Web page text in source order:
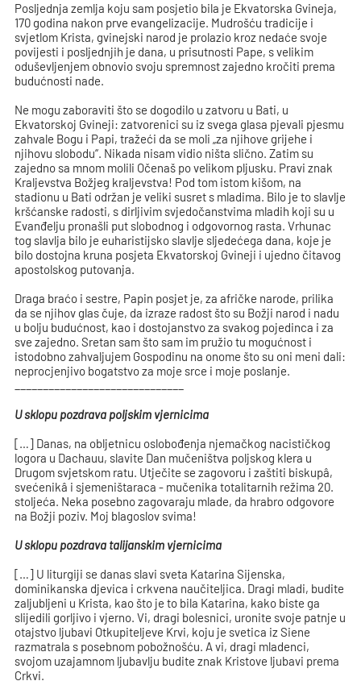
Posljednja zemlja koju sam posjetio bila je Ekvatorska Gvineja,
170 godina nakon prve evangelizacije. Mudrošću tradicije i
svjetlom Krista, gvinejski narod je prolazio kroz nedaće svoje
povijesti i posljednjih je dana, u prisutnosti Pape, s velikim
oduševljenjem obnovio svoju spremnost zajedno kročiti prema
budućnosti nade.
Ne mogu zaboraviti što se dogodilo u zatvoru u Bati, u
Ekvatorskoj Gvineji: zatvorenici su iz svega glasa pjevali pjesmu
zahvale Bogu i Papi, tražeći da se moli „za njihove grijehe i
njihovu slobodu“. Nikada nisam vidio ništa slično. Zatim su
zajedno sa mnom molili Očenaš po velikom pljusku. Pravi znak
Kraljevstva Božjeg kraljevstva! Pod tom istom kišom, na
stadionu u Bati održan je veliki susret s mladima. Bilo je to slavlje
kršćanske radosti, s dirljivim svjedočanstvima mladih koji su u
Evanđelju pronašli put slobodnog i odgovornog rasta. Vrhunac
tog slavlja bilo je euharistijsko slavlje sljedećega dana, koje je
bilo dostojna kruna posjeta Ekvatorskoj Gvineji i ujedno čitavog
apostolskog putovanja.
Draga braćo i sestre, Papin posjet je, za afričke narode, prilika
da se njihov glas čuje, da izraze radost što su Božji narod i nadu
u bolju budućnost, kao i dostojanstvo za svakog pojedinca i za
sve zajedno. Sretan sam što sam im pružio tu mogućnost i
istodobno zahvaljujem Gospodinu na onome što su oni meni dali:
neprocjenjivo bogatstvo za moje srce i moje poslanje.
U sklopu pozdrava poljskim vjernicima
[…] Danas, na obljetnicu oslobođenja njemačkog nacističkog
logora u Dachauu, slavite Dan mučeništva poljskog klera u
Drugom svjetskom ratu. Utječite se zagovoru i zaštiti biskupâ,
svećenikâ i sjemeništaraca - mučenika totalitarnih režima 20.
stoljeća. Neka posebno zagovaraju mlade, da hrabro odgovore
na Božji poziv. Moj blagoslov svima!
U sklopu pozdrava talijanskim vjernicima
[…] U liturgiji se danas slavi sveta Katarina Sijenska,
dominikanska djevica i crkvena naučiteljica. Dragi mladi, budite
zaljubljeni u Krista, kao što je to bila Katarina, kako biste ga
slijedili gorljivo i vjerno. Vi, dragi bolesnici, uronite svoje patnje u
otajstvo ljubavi Otkupiteljeve Krvi, koju je svetica iz Siene
razmatrala s posebnom pobožnošću. A vi, dragi mladenci,
svojom uzajamnom ljubavlju budite znak Kristove ljubavi prema
Crkvi.